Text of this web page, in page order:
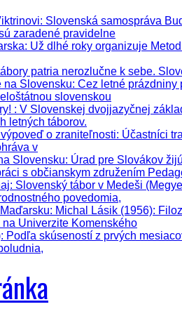
: Slovenská samospráva
zaradené pravidelne
: Už dlhé roky organizuje
patria nerozlučne k sebe.
na Slovensku: Cez letné
slovenskou
: V Slovenskej dvojjazyčnej
letných táborov.
o zraniteľnosti: Účastníci
v
Slovensku: Úrad pre Slovákov
s občianskym združením
: Slovenský tábor v Medeši
povedomia,
Michal Lásik (1956):
Univerzite Komenského
: Podľa skúseností z prvých